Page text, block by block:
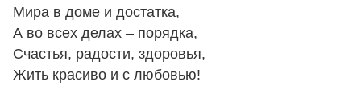
Мира в доме и достатка,
А во всех делах – порядка,
Счастья, радости, здоровья,
Жить красиво и с любовью!